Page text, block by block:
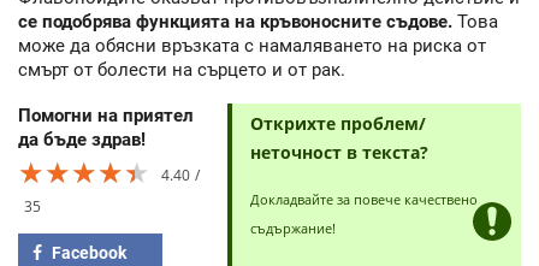
се подобрява функцията на кръвоносните съдове. Това
може да обясни връзката с намаляването на риска от
смърт от болести на сърцето и от рак.
Помогни на приятел
да бъде здрав!
★★★★★
★★★★★
★★★★★
4.40
35
Facebook
Открихте проблем/
неточност в текста?
Докладвайте за повече качествено
съдържание!